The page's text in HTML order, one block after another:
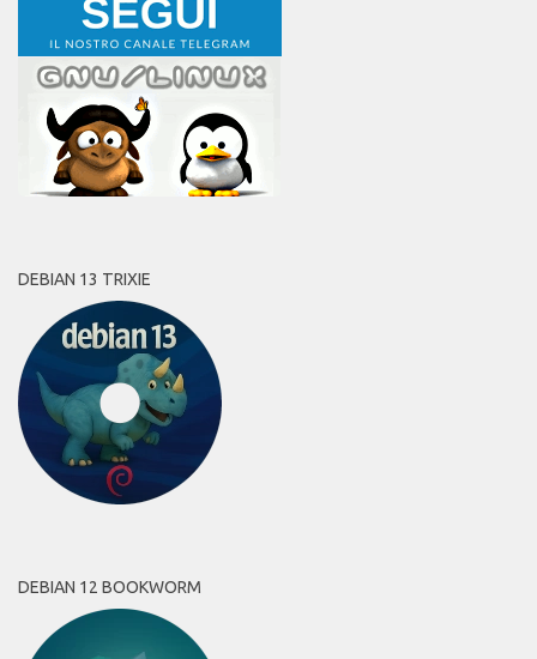
DEBIAN 13 TRIXIE
DEBIAN 12 BOOKWORM